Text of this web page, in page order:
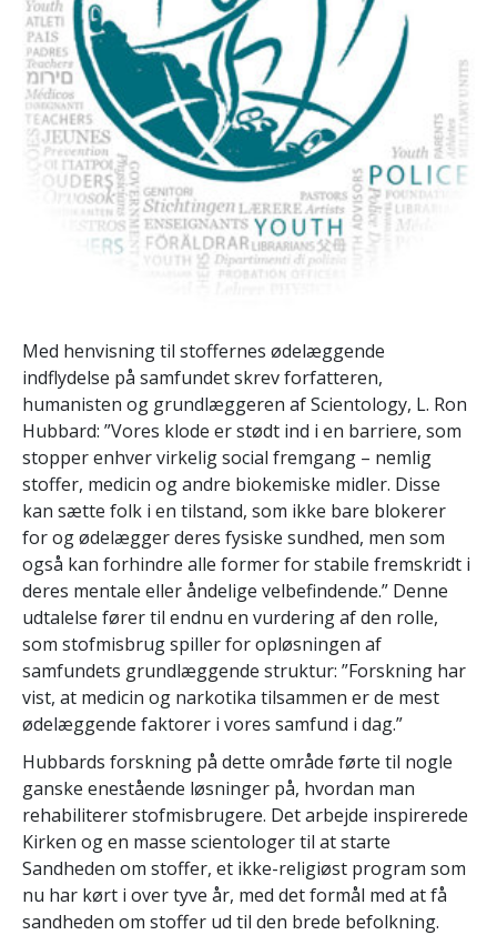
Med henvisning til stoffernes ødelæggende
indflydelse på samfundet skrev forfatteren,
humanisten og grundlæggeren af Scientology, L. Ron
Hubbard: ”Vores klode er stødt ind i en barriere, som
stopper enhver virkelig social fremgang – nemlig
stoffer, medicin og andre biokemiske midler. Disse
kan sætte folk i en tilstand, som ikke bare blokerer
for og ødelægger deres fysiske sundhed, men som
også kan forhindre alle former for stabile fremskridt i
deres mentale eller åndelige velbefindende.” Denne
udtalelse fører til endnu en vurdering af den rolle,
som stofmisbrug spiller for opløsningen af
samfundets grundlæggende struktur: ”Forskning har
vist, at medicin og narkotika tilsammen er de mest
ødelæggende faktorer i vores samfund i dag.”
Hubbards forskning på dette område førte til nogle
ganske enestående løsninger på, hvordan man
rehabiliterer stofmisbrugere. Det arbejde inspirerede
Kirken og en masse scientologer til at starte
Sandheden om stoffer, et ikke-religiøst program som
nu har kørt i over tyve år, med det formål med at få
sandheden om stoffer ud til den brede befolkning.